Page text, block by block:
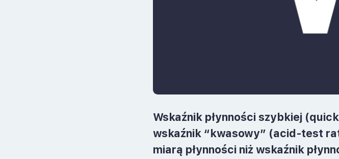
Wskaźnik płynności szybkiej (
wskaźnik “kwasowy” (acid-test
miarą płynności niż wskaźnik